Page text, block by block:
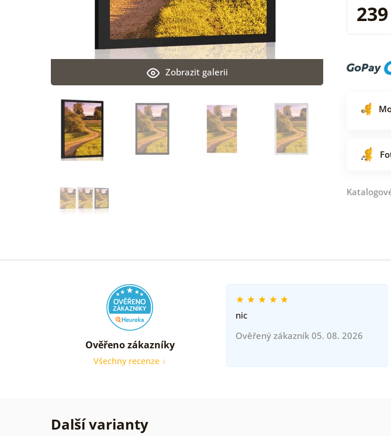
Zobrazit galerii
Ověřeno zákazníky
Všechny recenze
nic
Ověřený zákazník 05. 08. 2026
Další varianty